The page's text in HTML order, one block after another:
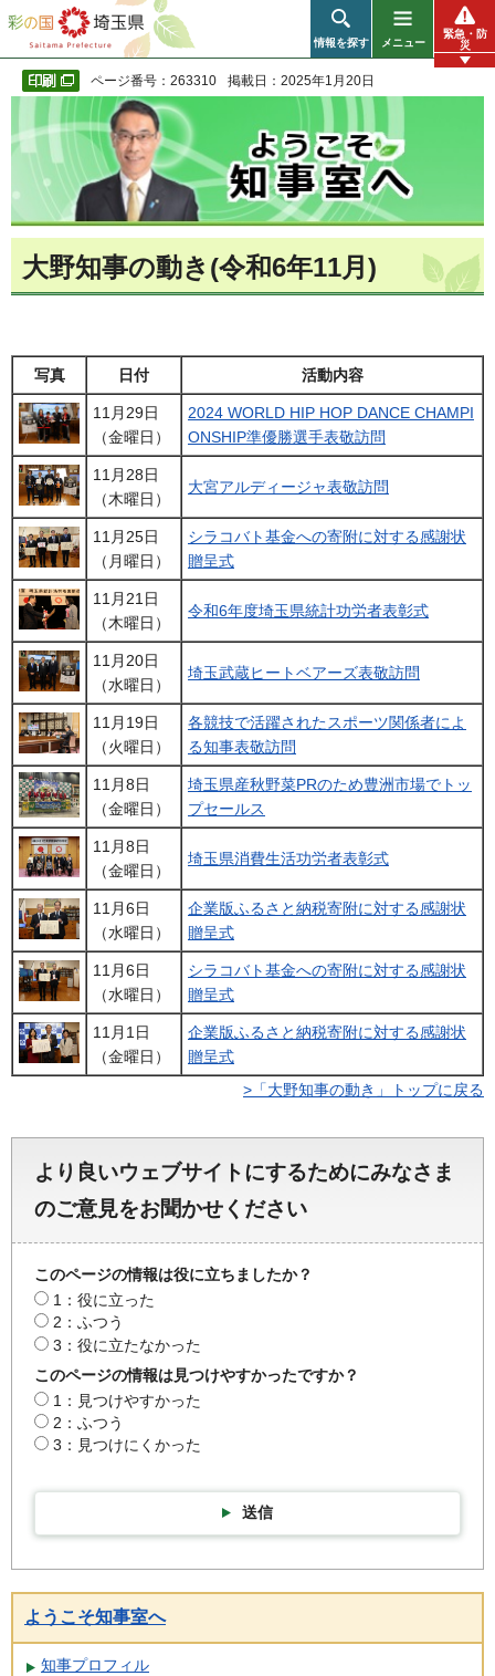
彩の国 埼玉県
情報を探す メニュー
緊急・防
災
ページ番号：263310 掲載日：2025年1月20日
大野知事の動き(令和6年11月)
写真 日付 活動内容
11月29日
（金曜日）
2024 WORLD HIP HOP DANCE CHAMPI
ONSHIP準優勝選手表敬訪問
11月28日
（木曜日）
大宮アルディージャ表敬訪問
11月25日
（月曜日）
シラコバト基金への寄附に対する感謝状
贈呈式
11月21日
（木曜日）
令和6年度埼玉県統計功労者表彰式
11月20日
（水曜日）
埼玉武蔵ヒートベアーズ表敬訪問
11月19日
（火曜日）
各競技で活躍されたスポーツ関係者によ
る知事表敬訪問
11月8日
（金曜日）
埼玉県産秋野菜PRのため豊洲市場でトッ
プセールス
11月8日
（金曜日）
埼玉県消費生活功労者表彰式
11月6日
（水曜日）
企業版ふるさと納税寄附に対する感謝状
贈呈式
11月6日
（水曜日）
シラコバト基金への寄附に対する感謝状
贈呈式
11月1日
（金曜日）
企業版ふるさと納税寄附に対する感謝状
贈呈式
>「大野知事の動き」トップに戻る
より良いウェブサイトにするためにみなさま
のご意見をお聞かせください
このページの情報は役に立ちましたか？
1：役に立った
2：ふつう
3：役に立たなかった
このページの情報は見つけやすかったですか？
1：見つけやすかった
2：ふつう
3：見つけにくかった
送信
ようこそ知事室へ
知事プロフィル